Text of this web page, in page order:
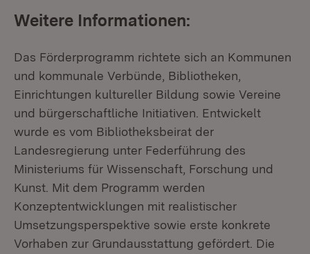
Weitere Informationen:
Das Förderprogramm richtete sich an Kommunen
und kommunale Verbünde, Bibliotheken,
Einrichtungen kultureller Bildung sowie Vereine
und bürgerschaftliche Initiativen. Entwickelt
wurde es vom Bibliotheksbeirat der
Landesregierung unter Federführung des
Ministeriums für Wissenschaft, Forschung und
Kunst. Mit dem Programm werden
Konzeptentwicklungen mit realistischer
Umsetzungsperspektive sowie erste konkrete
Vorhaben zur Grundausstattung gefördert. Die